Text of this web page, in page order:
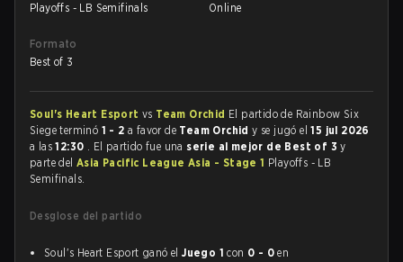
Playoffs - LB Semifinals
Online
Formato
Best of 3
Soul's Heart Esport vs Team Orchid El partido de Rainbow Six
Siege terminó 1 - 2 a favor de Team Orchidy se jugó el15 jul 2026
a las12:30 . El partido fue una serie al mejor de Best of 3y
parte delAsia Pacific League Asia - Stage 1 Playoffs - LB
Semifinals.
Desglose del partido
Soul's Heart Esport ganó elJuego 1 con 0 - 0 en